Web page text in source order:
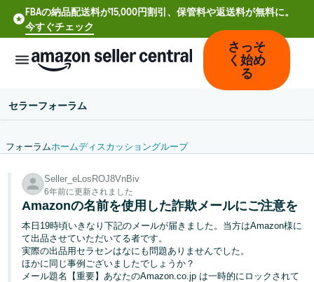
FBAの納品配送料が15,000円割引、保管料や返送料が無料に。
今すぐチェック
文
-
CN
Deutsch
- DE
さっそ
く始め
る
セラーフォーラム
フォーラムホームディスカッショングループ
Seller_eLosROJ8VnBiv
6年前に更新されました
Amazonの名前を使用した詐欺メールにご注意を
本日19時頃いきなり下記のメールが届きました。当方はAmazon様に
て出品させていただいてる者です。
実際の出品用セラセンはなにも問題ありませんでした。
ほかに同じ事例ございましたでしょうか？
メール題名【重要】あなたのAmazon.co.jp は一時的にロックされて